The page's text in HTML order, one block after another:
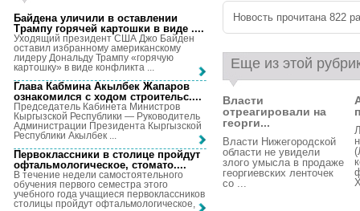
Новость прочитана 822
Еще из этой
Власти
отреагировали на
георги...
Власти Нижегородской
области не увидели
злого умысла в продаже
георгиевских ленточек
со ...
Байдена уличили в оставлении
Трампу горячей картошки в виде ....
Уходящий президент США Джо Байден
оставил избранному американскому
лидеру Дональду Трампу «горячую
картошку» в виде конфликта ...
Глава Кабмина Акылбек Жапаров
ознакомился с ходом строительс....
Председатель Кабинета Министров
Кыргызской Республики — Руководитель
Администрации Президента Кыргызской
Республики Акылбек ...
Первоклассники в столице пройдут
офтальмологическое, стомато....
В течение недели самостоятельного
обучения первого семестра этого
учебного года учащиеся первоклассников
столицы пройдут офтальмологическое, ...